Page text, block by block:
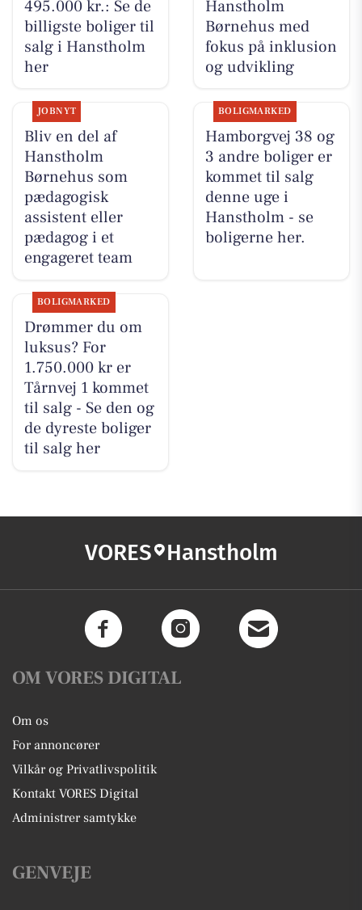
495.000 kr.: Se de
billigste boliger til
salg i Hanstholm
her
Hanstholm
Børnehus med
fokus på inklusion
og udvikling
JOBNYT
Bliv en del af
Hanstholm
Børnehus som
pædagogisk
assistent eller
pædagog i et
engageret team
BOLIGMARKED
Hamborgvej 38 og
3 andre boliger er
kommet til salg
denne uge i
Hanstholm - se
boligerne her.
BOLIGMARKED
Drømmer du om
luksus? For
1.750.000 kr er
Tårnvej 1 kommet
til salg - Se den og
de dyreste boliger
til salg her
VORES Hanstholm
OM VORES DIGITAL
Om os
For annoncører
Vilkår og Privatlivspolitik
Kontakt VORES Digital
Administrer samtykke
GENVEJE